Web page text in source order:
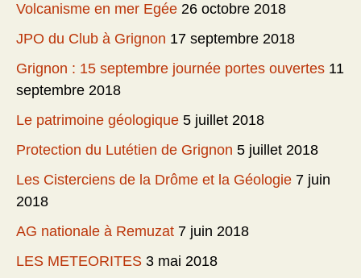
Volcanisme en mer Egée 26 octobre 2018
JPO du Club à Grignon 17 septembre 2018
Grignon : 15 septembre journée portes ouvertes 11
septembre 2018
Le patrimoine géologique 5 juillet 2018
Protection du Lutétien de Grignon 5 juillet 2018
Les Cisterciens de la Drôme et la Géologie 7 juin
2018
AG nationale à Remuzat 7 juin 2018
LES METEORITES 3 mai 2018